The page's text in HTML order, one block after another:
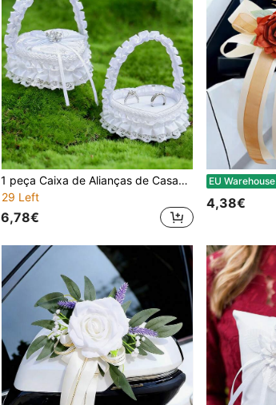
1 peça Caixa de Alianças de Casamento Branca Portátil com Laço de Pérola e Decoração de Fita de Cetim, Adequada para Casamento, Pedido de Casamento, Aniversário
29 Left
6,78€
EU Warehouse
4,38€